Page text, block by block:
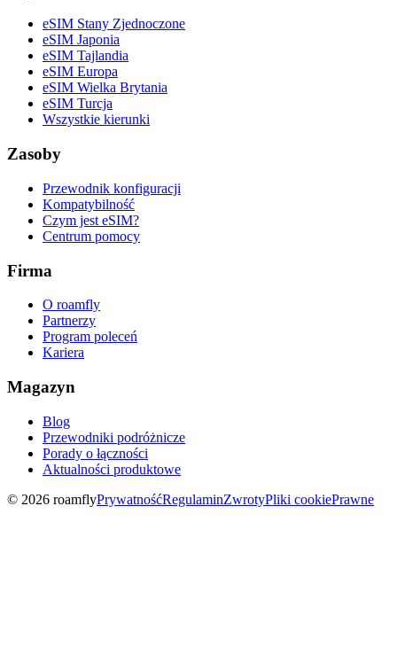
eSIM Stany Zjednoczone
eSIM Japonia
eSIM Tajlandia
eSIM Europa
eSIM Wielka Brytania
eSIM Turcja
Wszystkie kierunki
Zasoby
Przewodnik konfiguracji
Kompatybilność
Czym jest eSIM?
Centrum pomocy
Firma
O roamfly
Partnerzy
Program poleceń
Kariera
Magazyn
Blog
Przewodniki podróżnicze
Porady o łączności
Aktualności produktowe
© 2026 roamflyPrywatnośćRegulaminZwrotyPliki cookiePrawne